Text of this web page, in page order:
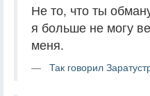
Не то, что ты
я больше не могу
меня.
Так говорил